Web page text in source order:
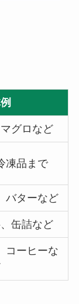
グロなど
凍品まで
バターなど
缶詰など
コーヒーな